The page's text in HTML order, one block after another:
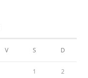
V S D
1 2